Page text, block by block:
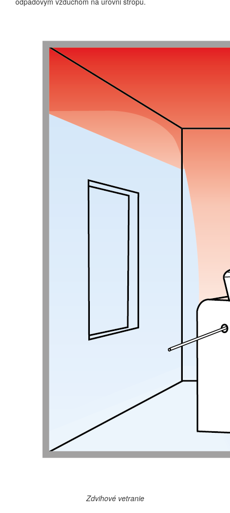
Zdvihové vetranie